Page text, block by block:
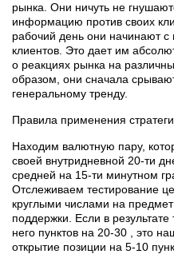
рынка. Они ничуть не
информацию против своих
рабочий день они начинают с
клиентов. Это дает им
о реакциях рынка на
образом, они сначала
генеральному тренду.
Правила применения
Находим валютную пару,
своей внутридневной 20-ти
средней на 15-ти минутном
Отслеживаем тестирование
круглыми числами на
поддержки. Если в
него пунктов на 20-30 , это
открытие позиции на 5-10